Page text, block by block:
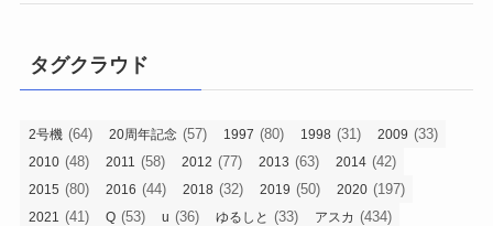
タグクラウド
2号機 (64) 20周年記念 (57) 1997 (80) 1998 (31) 2009 (33)
2010 (48) 2011 (58) 2012 (77) 2013 (63) 2014 (42)
2015 (80) 2016 (44) 2018 (32) 2019 (50) 2020 (197)
2021 (41) Q (53) u (36) ゆるしと (33) アスカ (434)